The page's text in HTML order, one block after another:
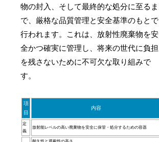
物の封入、そして最終的な処分に至るま
で、厳格な品質管理と安全基準のもとで
行われます。これは、放射性廃棄物を安
全かつ確実に管理し、将来の世代に負担
を残さないために不可欠な取り組みで
す。
項
目
内容
定
義
放射能レベルの高い廃棄物を安全に保管・処分するための容器